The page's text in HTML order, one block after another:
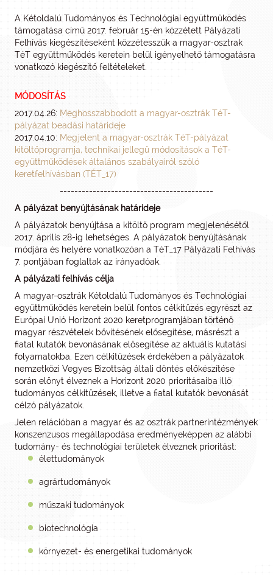
A Kétoldalú Tudományos és Technológiai együttműködés
támogatása című 2017. február 15-én közzétett Pályázati
Felhívás kiegészítéseként közzétesszük a magyar-osztrak
TéT együttműködés keretein belül igényelhető támogatásra
vonatkozó kiegészítő feltételeket.
MÓDOSÍTÁS
2017.04.26: Meghosszabbodott a magyar-osztrák TéT-
pályázat beadási határideje
2017.04.10: Megjelent a magyar-osztrák TéT-pályázat
kitöltőprogramja, technikai jellegű módosítások a TéT-
együttműködések általános szabályairól szóló
keretfelhívásban (TÉT_17)
------------------------------------------
A pályázat benyújtásának határideje
A pályázatok benyújtása a kitöltő program megjelenésétől
2017. április 28-ig lehetséges. A pályázatok benyújtásának
módjára és helyére vonatkozóan a TéT_17 Pályázati Felhívás
7. pontjában foglaltak az irányadóak.
A pályázati felhívás célja
A magyar-osztrák Kétoldalú Tudományos és Technológiai
együttműködés keretein belül fontos célkitűzés egyrészt az
Európai Unió Horizont 2020 keretprogramjában történő
magyar részvételek bővítésének elősegítése, másrészt a
fiatal kutatók bevonásának elősegítése az aktuális kutatási
folyamatokba. Ezen célkitűzések érdekében a pályázatok
nemzetközi Vegyes Bizottság általi döntés előkészítése
során előnyt élveznek a Horizont 2020 prioritásaiba illő
tudományos célkitűzések, illetve a fiatal kutatók bevonását
célzó pályázatok.
Jelen relációban a magyar és az osztrák partnerintézmények
konszenzusos megállapodása eredményeképpen az alábbi
tudomány- és technológiai területek élveznek prioritást:
élettudományok
agrártudományok
műszaki tudományok
biotechnológia
környezet- és energetikai tudományok